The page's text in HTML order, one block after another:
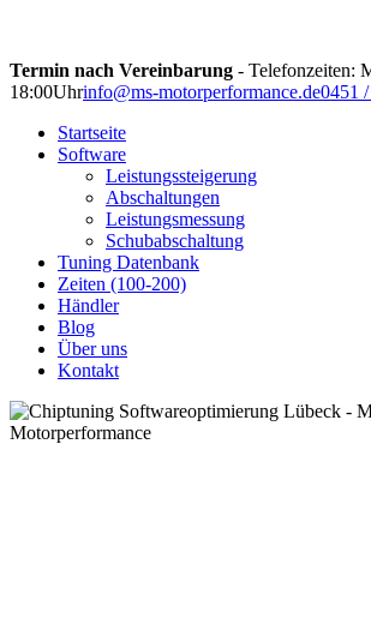
Termin nach Vereinbarung - Telefonzeiten:
18:00Uhrinfo@ms-motorperformance.de0451
Startseite
Software
Leistungssteigerung
Abschaltungen
Leistungsmessung
Schubabschaltung
Tuning Datenbank
Zeiten (100-200)
Händler
Blog
Über uns
Kontakt